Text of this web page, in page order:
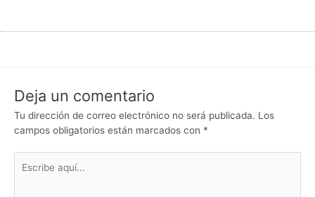
Deja un comentario
Tu dirección de correo electrónico no será publicada. Los
campos obligatorios están marcados con *
aquí...